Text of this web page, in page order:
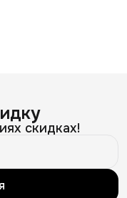
скидках!